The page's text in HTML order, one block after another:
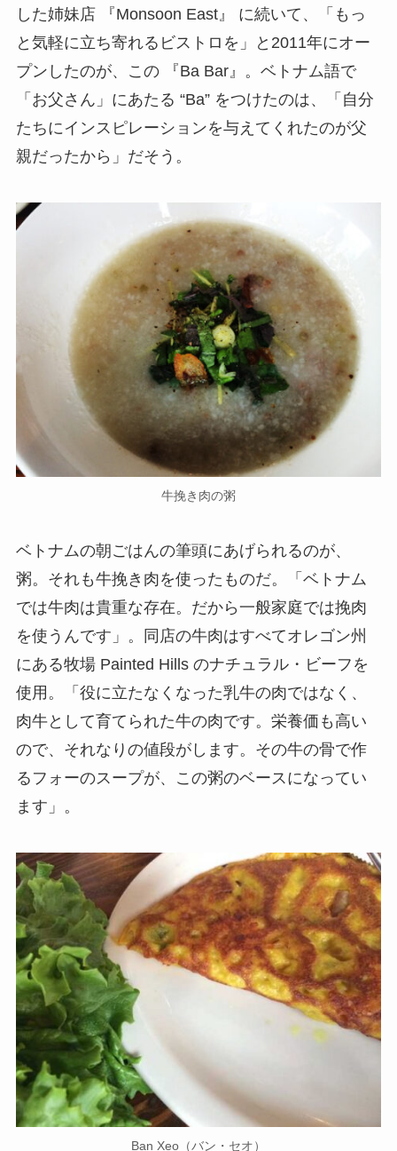
した姉妹店 『Monsoon East』 に続いて、「もっ
と気軽に立ち寄れるビストロを」と2011年にオー
プンしたのが、この 『Ba Bar』。ベトナム語で
「お父さん」にあたる “Ba” をつけたのは、「自分
たちにインスピレーションを与えてくれたのが父
親だったから」だそう。
牛挽き肉の粥
ベトナムの朝ごはんの筆頭にあげられるのが、
粥。それも牛挽き肉を使ったものだ。「ベトナム
では牛肉は貴重な存在。だから一般家庭では挽肉
を使うんです」。同店の牛肉はすべてオレゴン州
にある牧場 Painted Hills のナチュラル・ビーフを
使用。「役に立たなくなった乳牛の肉ではなく、
肉牛として育てられた牛の肉です。栄養価も高い
ので、それなりの値段がします。その牛の骨で作
るフォーのスープが、この粥のベースになってい
ます」。
Ban Xeo（バン・セオ）